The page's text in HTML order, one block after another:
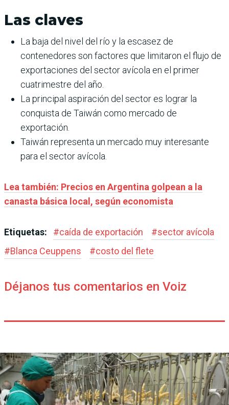
Las claves
La baja del nivel del río y la escasez de
contenedores son factores que limitaron el flujo de
exportaciones del sector avícola en el primer
cuatrimestre del año.
La principal aspiración del sector es lograr la
conquista de Taiwán como mercado de
exportación.
Taiwán representa un mercado muy interesante
para el sector avícola.
Lea también: Precios en Argentina golpean a la
canasta básica local, según economista
Etiquetas: #caída de exportación #sector avícola
#Blanca Ceuppens #costo del flete
Déjanos tus comentarios en Voiz